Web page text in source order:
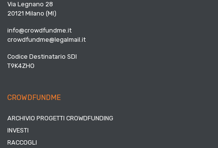
Via Legnano 28
20121 Milano (MI)
info@crowdfundme.it
crowdfundme@legalmail.it
Codice Destinatario SDI
T9K4ZHO
CROWDFUNDME
ARCHIVIO PROGETTI CROWDFUNDING
INVESTI
RACCOGLI